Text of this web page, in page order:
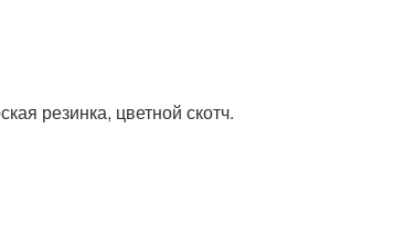
резинка, цветной скотч.